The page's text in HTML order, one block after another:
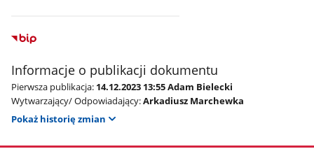
Informacje o publikacji dokumentu
Pierwsza publikacja: 14.12.2023 13:55 Adam Bielecki
Wytwarzający/ Odpowiadający:Arkadiusz Marchewka
Pokaż historię zmian